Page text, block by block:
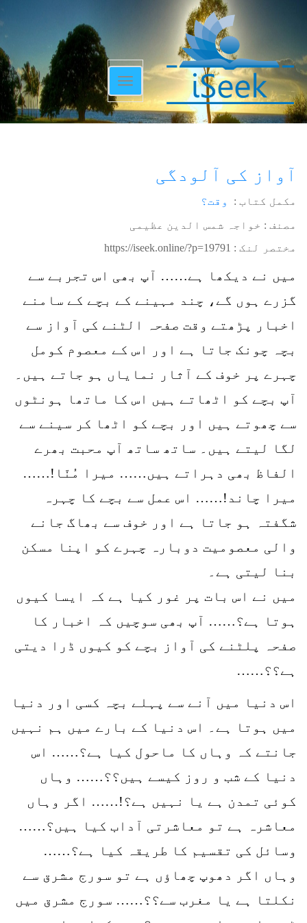
Toggle
navigation
آواز کی آلودگی
مکمل کتاب : وقت؟
مصنف : خواجہ شمس الدین عظیمی
مختصر لنک : https://iseek.online/?p=19791
میں نے دیکھا ہے…… آپ بھی اس تجربے سے
گزرے ہوں گے، چند مہینے کے بچے کے سامنے
اخبار پڑھتے وقت صفحہ الٹنے کی آواز سے
بچہ چونک جاتا ہے اور اس کے معصوم کومل
چہرے پر خوف کے آثار نمایاں ہو جاتے ہیں۔
آپ بچے کو اٹھاتے ہیں اس کا ماتھا ہونٹوں
سے چھوتے ہیں اور بچے کو اٹھا کر سینے سے
لگا لیتے ہیں۔ ساتھ ساتھ آپ محبت بھرے
الفاظ بھی دہراتے ہیں…… میرا مُنّا!……
میرا چاند!…… اس عمل سے بچے کا چہرہ
شگفتہ ہو جاتا ہے اور خوف سے بھاگ جانے
والی معصومیت دوبارہ چہرے کو اپنا مسکن
بنا لیتی ہے۔
میں نے اس بات پر غور کیا ہے کہ ایسا کیوں
ہوتا ہے؟…… آپ بھی سوچیں کہ اخبار کا
صفحہ پلٹنے کی آواز بچے کو کیوں ڈرا دیتی
ہے؟؟……
اس دنیا میں آنے سے پہلے بچہ کسی اور دنیا
میں ہوتا ہے۔ اس دنیا کے بارے میں ہم نہیں
جانتے کہ وہاں کا ماحول کیا ہے؟…… اس
دنیا کے شب و روز کیسے ہیں؟؟…… وہاں
کوئی تمدن ہے یا نہیں ہے؟!…… اگر وہاں
معاشرہ ہے تو معاشرتی آداب کیا ہیں؟……
وسائل کی تقسیم کا طریقہ کیا ہے؟……
وہاں اگر دھوپ چھاؤں ہے تو سورج مشرق سے
نکلتا ہے یا مغرب سے؟؟…… سورج مشرق میں